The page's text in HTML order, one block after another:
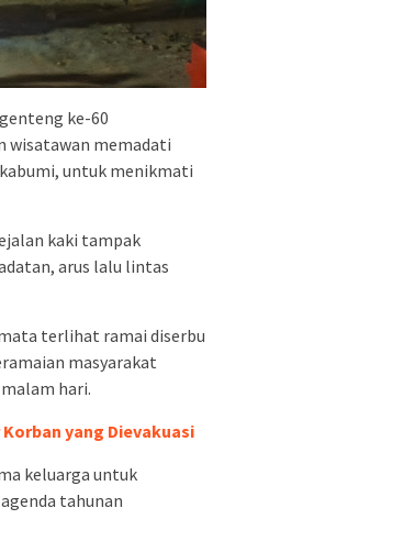
ke-60
wisatawan memadati
untuk menikmati
kaki tampak
arus lalu lintas
terlihat ramai diserbu
masyarakat
hari.
yang Dievakuasi
keluarga untuk
tahunan